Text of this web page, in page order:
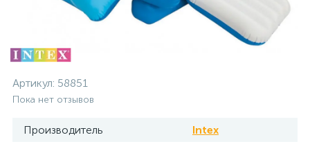
Артикул: 58851
Пока нет отзывов
Производитель
Intex